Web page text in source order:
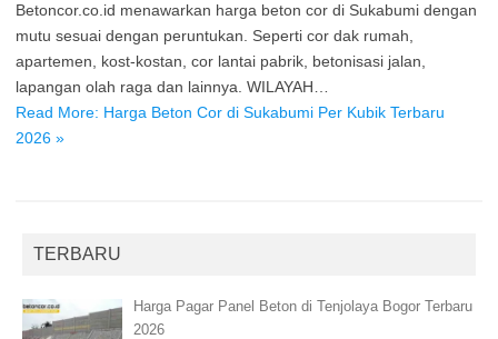
Betoncor.co.id menawarkan harga beton cor di Sukabumi dengan
mutu sesuai dengan peruntukan. Seperti cor dak rumah,
apartemen, kost-kostan, cor lantai pabrik, betonisasi jalan,
lapangan olah raga dan lainnya. WILAYAH…
Read More: Harga Beton Cor di Sukabumi Per Kubik Terbaru
2026 »
TERBARU
Harga Pagar Panel Beton di Tenjolaya Bogor Terbaru
2026